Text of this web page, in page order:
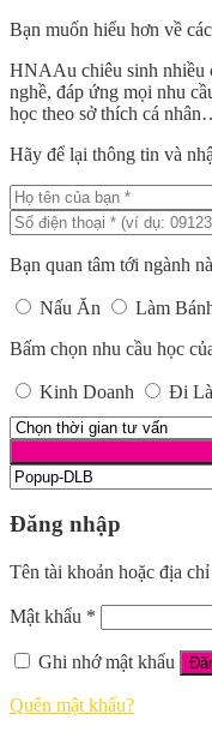
Bạn muốn hiểu hơn về
HNAAu chiêu sinh nhiều
nghề, đáp ứng mọi nhu
học theo sở thích cá
Hãy để lại thông tin và
Bạn quan tâm tới ngành
Nấu Ăn Làm
Bấm chọn nhu cầu học
Kinh Doanh Đi
Đăng nhập
Tên tài khoản hoặc địa
Mật khẩu *
Ghi nhớ mật khẩu
Quên mật khẩu?